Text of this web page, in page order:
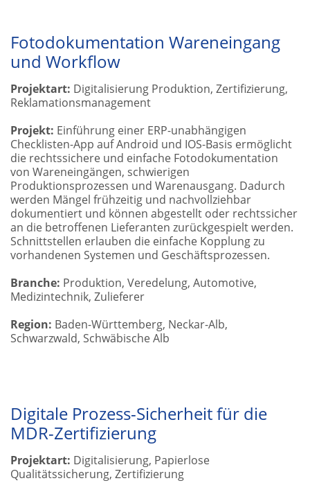
Fotodokumentation Wareneingang
und Workflow
Projektart: Digitalisierung Produktion, Zertifizierung,
Reklamationsmanagement
Projekt: Einführung einer ERP-unabhängigen
Checklisten-App auf Android und IOS-Basis ermöglicht
die rechtssichere und einfache Fotodokumentation
von Wareneingängen, schwierigen
Produktionsprozessen und Warenausgang. Dadurch
werden Mängel frühzeitig und nachvollziehbar
dokumentiert und können abgestellt oder rechtssicher
an die betroffenen Lieferanten zurückgespielt werden.
Schnittstellen erlauben die einfache Kopplung zu
vorhandenen Systemen und Geschäftsprozessen.
Branche: Produktion, Veredelung, Automotive,
Medizintechnik, Zulieferer
Region: Baden-Württemberg, Neckar-Alb,
Schwarzwald, Schwäbische Alb
Digitale Prozess-Sicherheit für die
MDR-Zertifizierung
Projektart: Digitalisierung, Papierlose
Qualitätssicherung, Zertifizierung